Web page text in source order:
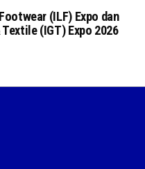
(ILF) Expo dan
(IGT) Expo 2026